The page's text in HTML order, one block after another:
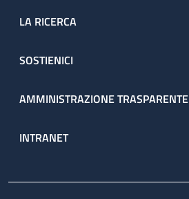
LA RICERCA
SOSTIENICI
AMMINISTRAZIONE TRASPARENTE
INTRANET